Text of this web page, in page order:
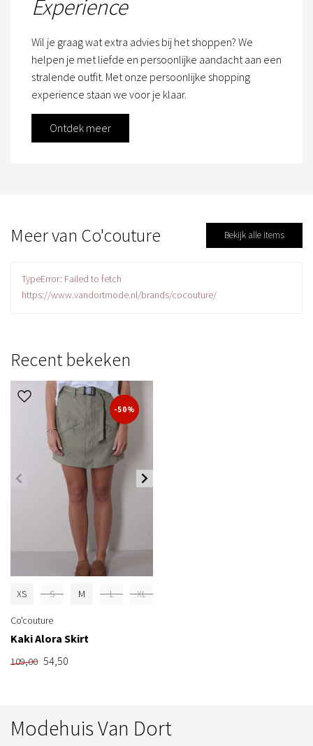
Experience
Wil je graag wat extra advies bij het shoppen? We
helpen je met liefde en persoonlijke aandacht aan een
stralende outfit. Met onze persoonlijke shopping
experience staan we voor je klaar.
Ontdek meer
Meer van Co'couture Bekijk alle items
TypeError: Failed to fetch
https://www.vandortmode.nl/brands/cocouture/
Recent bekeken
-50%
XS S M L XL
Co'couture
Kaki Alora Skirt
109,00 54,50
Modehuis Van Dort